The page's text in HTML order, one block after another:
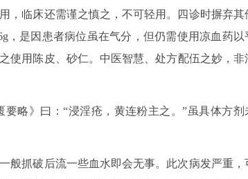
，临床还需谨之慎之，不可轻用。四诊时摒弃其
，是因患者病位虽在气分，但仍需使用凉血药以
使用陈皮、砂仁。中医智慧、处方配伍之妙，非
略》曰：“浸淫疮，黄连粉主之。”虽具体方剂
般抓破后流一些血水即会无事。此次病发严重，